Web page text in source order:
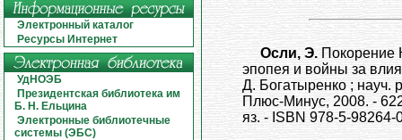
Электронный каталог
Ресурсы Интернет
УдНОЭБ
Президентская библиотека им
Б. Н. Ельцина
Электронные библиотечные
системы (ЭБС)
Осли, Э. Покорение
эпопея и войны за
Д. Богатыренко ; науч.
Плюс-Минус, 2008. -
яз. - ISBN 978-5-98264-